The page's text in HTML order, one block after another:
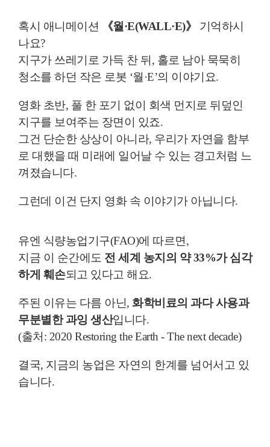
혹시 애니메이션 《월·E(WALL·E)》
기억하시
나요?
지구가 쓰레기로 가득 찬 뒤, 홀로 남아 묵묵히
청소를 하던 작은 로봇 ‘월·E’의 이야기요.
영화 초반, 풀 한 포기 없이 회색 먼지로 뒤덮인
지구를 보여주는 장면이 있죠.
그건 단순한 상상이 아니라, 우리가 자연을 함부
로 대했을 때 미래에 일어날 수 있는 경고처럼 느
껴졌습니다.
그런데 이건 단지 영화 속 이야기가 아닙니다.
유엔 식량농업기구(FAO)에 따르면,
지금 이 순간에도 전 세계 농지의 약 33%가 심각
하게 훼손되고 있다고 해요.
주된 이유는 다름 아닌, 화학비료의 과다 사용과
무분별한 과잉 생산입니다.
(출처: 2020 Restoring the Earth - The next decade)
결국, 지금의 농업은 자연의 한계를 넘어서고 있
습니다.